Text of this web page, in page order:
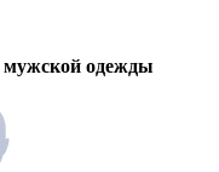
мужской одежды